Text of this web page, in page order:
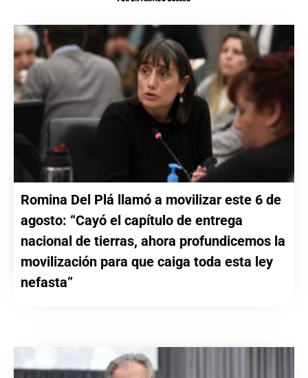
Romina Del Plá llamó a movilizar este 6 de
agosto: “Cayó el capítulo de entrega
nacional de tierras, ahora profundicemos la
movilización para que caiga toda esta ley
nefasta”